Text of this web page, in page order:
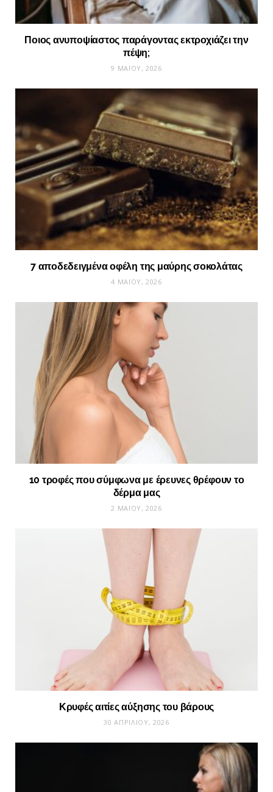
Ποιος ανυποψίαστος παράγοντας εκτροχιάζει την
πέψη;
9 ΜΑΪ́ΟΥ, 2026
7 αποδεδειγμένα οφέλη της μαύρης σοκολάτας
4 ΜΑΪ́ΟΥ, 2026
10 τροφές που σύμφωνα με έρευνες θρέφουν το
δέρμα μας
2 ΜΑΪ́ΟΥ, 2026
Κρυφές αιτίες αύξησης του βάρους
30 ΑΠΡΙΛΊΟΥ, 2026